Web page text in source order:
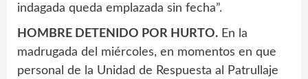
indagada queda emplazada sin fecha”.
HOMBRE DETENIDO POR HURTO. En la
madrugada del miércoles, en momentos en que
personal de la Unidad de Respuesta al Patrullaje